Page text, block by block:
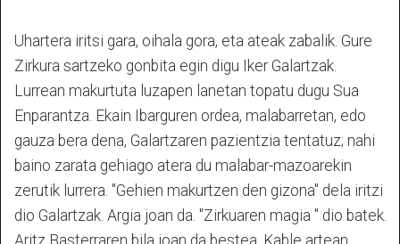
Uhartera iritsi gara, oihala gora, eta ateak zabalik. Gure
Zirkura sartzeko gonbita egin digu Iker Galartzak.
Lurrean makurtuta luzapen lanetan topatu dugu Sua
Enparantza. Ekain Ibarguren ordea, malabarretan, edo
gauza bera dena, Galartzaren pazientzia tentatuz; nahi
baino zarata gehiago atera du malabar-mazoarekin
zerutik lurrera. "Gehien makurtzen den gizona" dela iritzi
dio Galartzak. Argia joan da. "Zirkuaren magia " dio batek.